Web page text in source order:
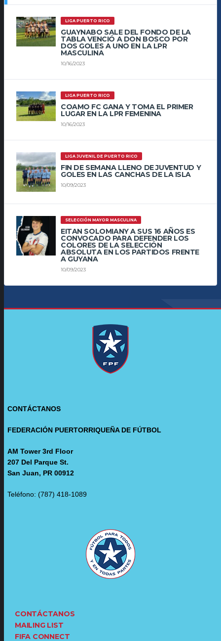
LIGA PUERTO RICO
GUAYNABO SALE DEL FONDO DE LA
TABLA VENCIÓ A DON BOSCO POR
DOS GOLES A UNO EN LA LPR
MASCULINA
10/16/2023
LIGA PUERTO RICO
COAMO FC GANA Y TOMA EL PRIMER
LUGAR EN LA LPR FEMENINA
10/16/2023
LIGA JUVENIL DE PUERTO RICO
FIN DE SEMANA LLENO DE JUVENTUD Y
GOLES EN LAS CANCHAS DE LA ISLA
10/09/2023
SELECCIÓN MAYOR MASCULINA
EITAN SOLOMIANY A SUS 16 AÑOS ES
CONVOCADO PARA DEFENDER LOS
COLORES DE LA SELECCIÓN
ABSOLUTA EN LOS PARTIDOS FRENTE
A GUYANA
10/09/2023
CONTÁCTANOS
FEDERACIÓN PUERTORRIQUEÑA DE FÚTBOL
AM Tower 3rd Floor
207 Del Parque St.
San Juan, PR 00912
Teléfono: (787) 418-1089
CONTÁCTANOS
MAILING LIST
FIFA CONNECT